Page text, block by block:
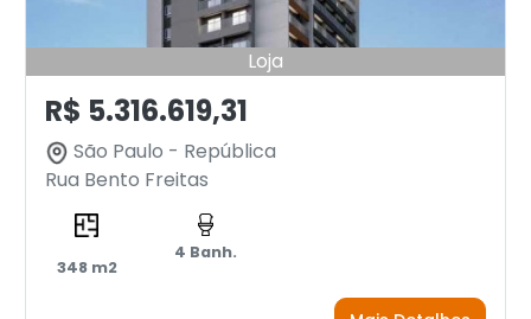
Loja
R$ 5.316.619,31
São Paulo - República
Rua Bento Freitas
348 m2
4 Banh.